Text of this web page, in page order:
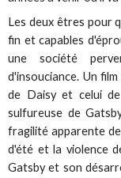
Les deux êtres pour
fin et capables
une société
d'insouciance. Un
de Daisy et celui
sulfureuse de
fragilité apparente
d'été et la violence
Gatsby et son